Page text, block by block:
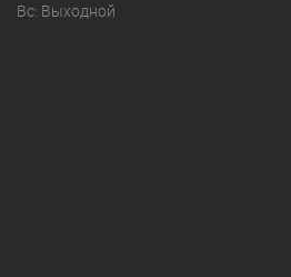
Вс: Выходной